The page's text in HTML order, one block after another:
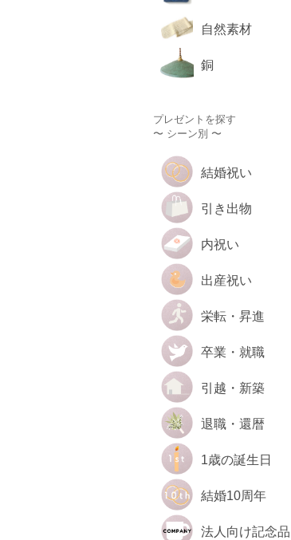
自然素材
銅
プレゼントを探す
〜 シーン別 〜
結婚祝い
引き出物
内祝い
出産祝い
栄転・昇進
卒業・就職
引越・新築
退職・還暦
1歳の誕生日
結婚10周年
法人向け記念品